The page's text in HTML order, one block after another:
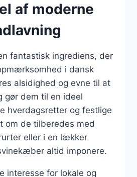
af moderne
fantastisk ingrediens, der
i dansk
alsidighed og evne til at
gør dem til en ideel
hverdagsretter og festlige
om de tilberedes med
eller i en lækker
altid imponere.
interesse for lokale og